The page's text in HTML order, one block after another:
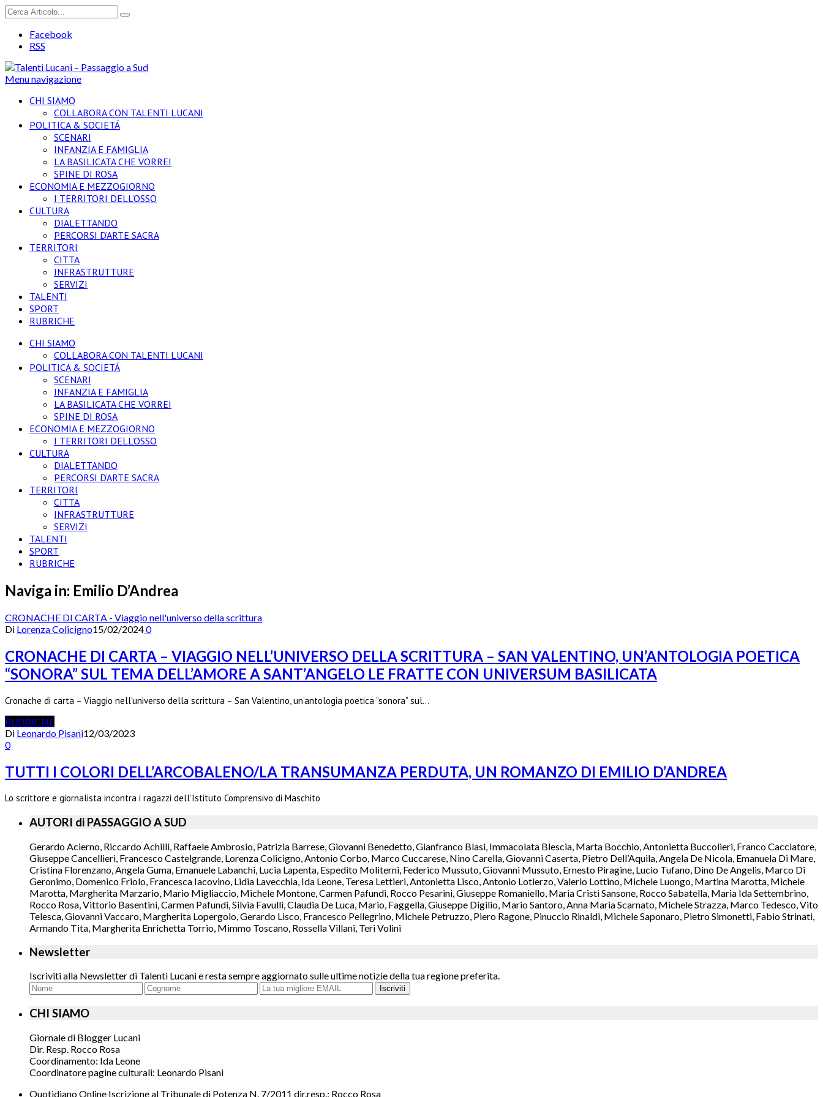
Facebook
RSS
Menu navigazione
CHI SIAMO
COLLABORA CON TALENTI LUCANI
POLITICA & SOCIETÁ
SCENARI
INFANZIA E FAMIGLIA
LA BASILICATA CHE VORREI
SPINE DI ROSA
ECONOMIA E MEZZOGIORNO
I TERRITORI DELL’OSSO
CULTURA
DIALETTANDO
PERCORSI D’ARTE SACRA
TERRITORI
CITTA
INFRASTRUTTURE
SERVIZI
TALENTI
SPORT
RUBRICHE
CHI SIAMO
COLLABORA CON TALENTI LUCANI
POLITICA & SOCIETÁ
SCENARI
INFANZIA E FAMIGLIA
LA BASILICATA CHE VORREI
SPINE DI ROSA
ECONOMIA E MEZZOGIORNO
I TERRITORI DELL’OSSO
CULTURA
DIALETTANDO
PERCORSI D’ARTE SACRA
TERRITORI
CITTA
INFRASTRUTTURE
SERVIZI
TALENTI
SPORT
RUBRICHE
Naviga in: Emilio D’Andrea
CRONACHE DI CARTA - Viaggio nell'universo della scrittura
Di Lorenza Colicigno15/02/20240
CRONACHE DI CARTA – VIAGGIO NELL’UNIVERSO DELLA SCRITTURA – SAN VALENTINO, UN’ANTOLOGIA POETICA
“SONORA” SUL TEMA DELL’AMORE A SANT’ANGELO LE FRATTE CON UNIVERSUM BASILICATA
Cronache di carta – Viaggio nell’universo della scrittura – San Valentino, un’antologia poetica “sonora” sul…
RUBRICHE
Di Leonardo Pisani12/03/2023
0
TUTTI I COLORI DELL’ARCOBALENO/LA TRANSUMANZA PERDUTA, UN ROMANZO DI EMILIO D’ANDREA
Lo scrittore e giornalista incontra i ragazzi dell’Istituto Comprensivo di Maschito
AUTORI di PASSAGGIO A SUD
Gerardo Acierno, Riccardo Achilli, Raffaele Ambrosio, Patrizia Barrese, Giovanni Benedetto, Gianfranco Blasi, Immacolata Blescia, Marta Bocchio, Antonietta Buccolieri, Franco Cacciatore,
Giuseppe Cancellieri, Francesco Castelgrande, Lorenza Colicigno, Antonio Corbo, Marco Cuccarese, Nino Carella, Giovanni Caserta, Pietro Dell’Aquila, Angela De Nicola, Emanuela Di Mare,
Cristina Florenzano, Angela Guma, Emanuele Labanchi, Lucia Lapenta, Espedito Moliterni, Federico Mussuto, Giovanni Mussuto, Ernesto Piragine, Lucio Tufano, Dino De Angelis, Marco Di
Geronimo, Domenico Friolo, Francesca Iacovino, Lidia Lavecchia, Ida Leone, Teresa Lettieri, Antonietta Lisco, Antonio Lotierzo, Valerio Lottino, Michele Luongo, Martina Marotta, Michele
Marotta, Margherita Marzario, Mario Migliaccio, Michele Montone, Carmen Pafundi, Rocco Pesarini, Giuseppe Romaniello, Maria Cristi Sansone, Rocco Sabatella, Maria Ida Settembrino,
Rocco Rosa, Vittorio Basentini, Carmen Pafundi, Silvia Favulli, Claudia De Luca, Mario, Faggella, Giuseppe Digilio, Mario Santoro, Anna Maria Scarnato, Michele Strazza, Marco Tedesco, Vito
Telesca, Giovanni Vaccaro, Margherita Lopergolo, Gerardo Lisco, Francesco Pellegrino, Michele Petruzzo, Piero Ragone, Pinuccio Rinaldi, Michele Saponaro, Pietro Simonetti, Fabio Strinati,
Armando Tita, Margherita Enrichetta Torrio, Mimmo Toscano, Rossella Villani, Teri Volini
Newsletter
Iscriviti alla Newsletter di Talenti Lucani e resta sempre aggiornato sulle ultime notizie della tua regione preferita.
Iscriviti
CHI SIAMO
Giornale di Blogger Lucani
Dir. Resp. Rocco Rosa
Coordinamento: Ida Leone
Coordinatore pagine culturali: Leonardo Pisani
Quotidiano Online Iscrizione al Tribunale di Potenza N. 7/2011 dir.resp.: Rocco Rosa